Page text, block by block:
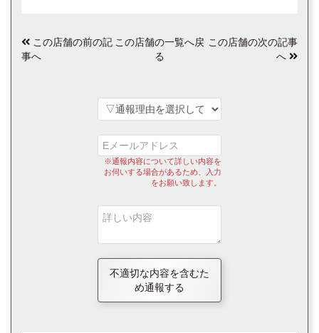
この店舗の前の記
事へ
この店舗の一覧へ戻
る
この店舗の次の記事
へ
※通報内容について詳しい内容を
お伺いする場合があるため、入力
をお願い致します。
不適切な内容を含むた
め通報する